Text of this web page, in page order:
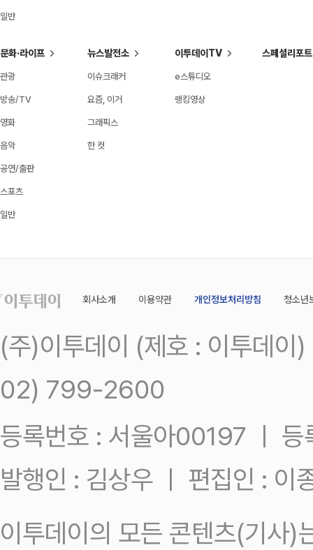
일반
문화·라이프
관광
방송/TV
영화
음악
공연/출판
스포츠
일반
뉴스발전소
이슈크래커
요즘, 이거
그래픽스
한 컷
이투데이TV
e스튜디오
랭킹영상
스페셜리포트
회사소개 이용약관 개인정보처리방침 청소년
(주)이투데이 (제호 : 이투데
02) 799-2600
등록번호 : 서울아00197 ㅣ
발행인 : 김상우 ㅣ 편집인 : 이
이투데이의 모든 콘텐츠(기사)